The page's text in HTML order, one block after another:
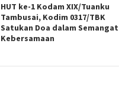
HUT ke-1 Kodam XIX/Tuanku
Tambusai, Kodim 0317/TBK
Satukan Doa dalam Semangat
Kebersamaan